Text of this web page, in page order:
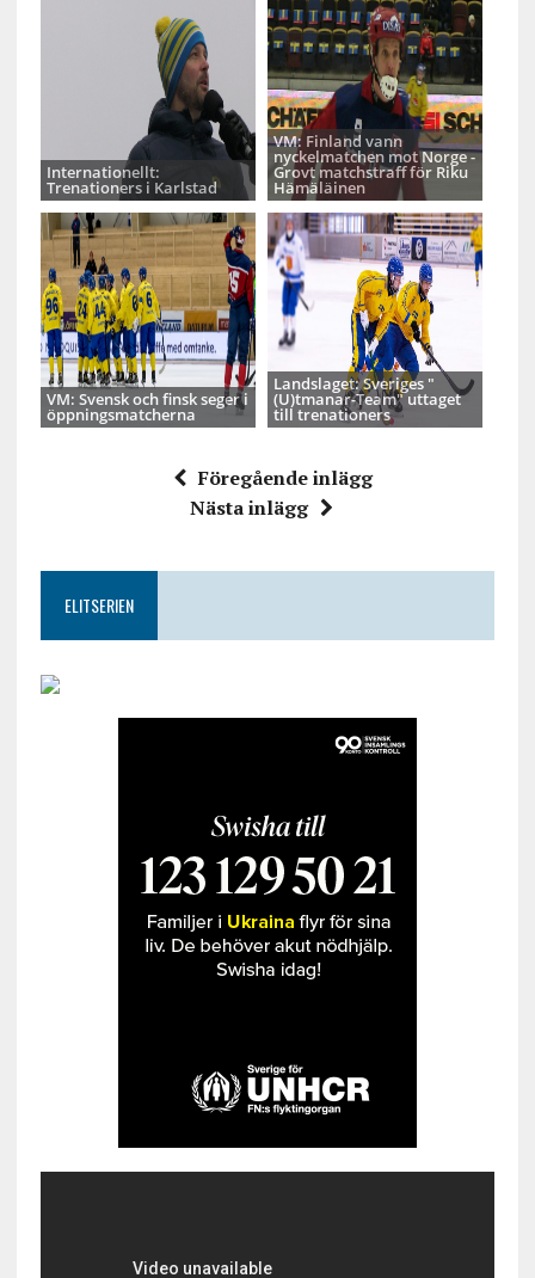
Internationellt:
Trenationers i Karlstad
VM: Finland vann
nyckelmatchen mot Norge -
Grovt matchstraff för Riku
Hämäläinen
VM: Svensk och finsk seger i
öppningsmatcherna
Landslaget: Sveriges "
(U)tmanar-Team" uttaget
till trenationers
Föregående inlägg
Nästa inlägg
ELITSERIEN